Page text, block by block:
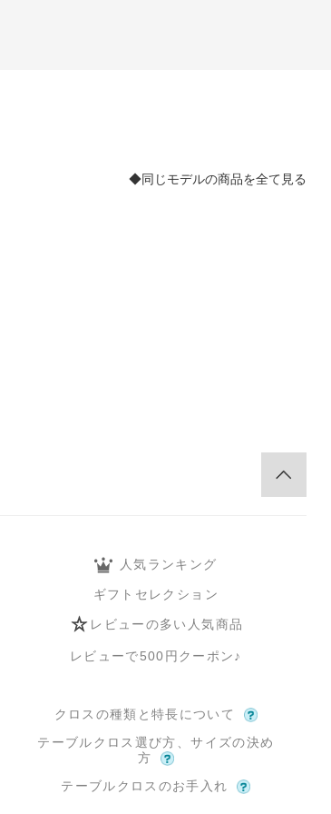
◆同じモデルの商品を全て見る
人気ランキング
ギフトセレクション
レビューの多い人気商品
レビューで500円クーポン♪
クロスの種類と特長について
テーブルクロス選び方、サイズの決め
方
テーブルクロスのお手入れ